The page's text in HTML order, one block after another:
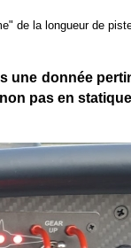
de la longueur de
une donnée
pas en statique